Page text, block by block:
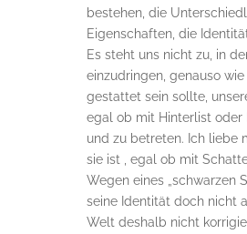
bestehen, die
Eigenschaften, die
Es steht uns nicht zu, in
einzudringen, genauso
gestattet sein sollte,
egal ob mit Hinterlist oder
und zu betreten. Ich liebe
sie ist , egal ob mit
Wegen eines „schwarzen
seine Identität doch nicht
Welt deshalb nicht